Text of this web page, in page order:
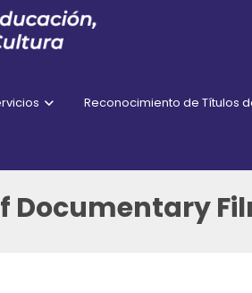
Reconocimiento de Títulos
Documentary